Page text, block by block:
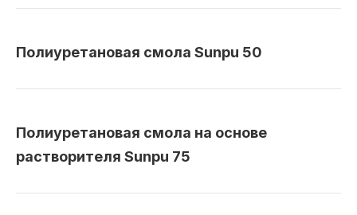
Полиуретановая смола Sunpu 50
Полиуретановая смола на основе
растворителя Sunpu 75